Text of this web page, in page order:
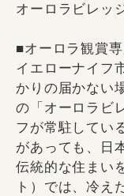
オーロラビレッ
■オーロラ観賞
イエローナイフ
かりの届かない
の「オーロラビ
フが常駐してい
があっても、日
伝統的な住まい
ト）では、冷え